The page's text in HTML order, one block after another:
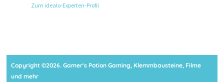
Zum idealo-Experten-Profil
Copyright ©2026. Gamer's Potion Gaming, Klemmbausteine, Filme
und mehr